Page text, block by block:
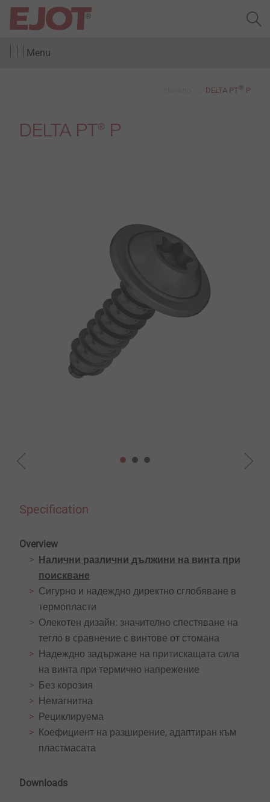
Menu
DELTA PT® P
DELTA PT® P
Specification
Overview
Налични различни дължини на винта при
поискване
Сигурно и надеждно директно сглобяване в
термопласти
Олекотен дизайн: значително спестяване на
тегло в сравнение с винтове от стомана
Надеждно задържане на притискащата сила
на винта при термично напрежение
Без корозия
Немагнитна
Рециклируема
Коефициент на разширение, адаптиран към
пластмасата
Downloads